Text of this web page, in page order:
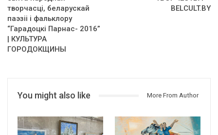
творчасці, беларускай
паэзіі і фальклору
“Гарадоцкі Парнас- 2016”
| КУЛЬТУРА
ГОРОДОКЩИНЫ
BELCULT.BY
You might also like More From Author